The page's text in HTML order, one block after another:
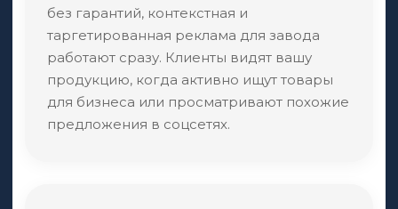
без гарантий, контекстная и
таргетированная реклама для завода
работают сразу. Клиенты видят вашу
продукцию, когда активно ищут товары
для бизнеса или просматривают похожие
предложения в соцсетях.